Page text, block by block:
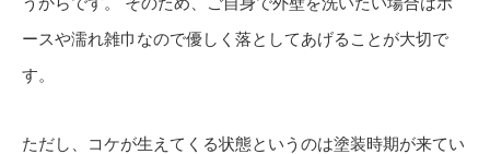
ースや濡れ雑巾なので優しく落としてあげることが大切で
す。
ただし、コケが生えてくる状態というのは塗装時期が来てい